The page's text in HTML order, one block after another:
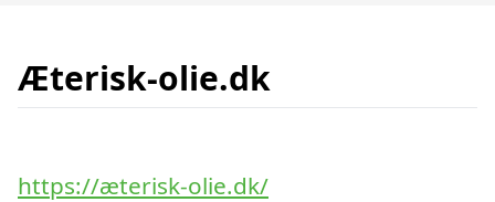
Æterisk-olie.dk
https://æterisk-olie.dk/